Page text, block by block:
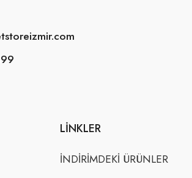
LINKLER
İNDİRİMDEKİ ÜRÜNLER